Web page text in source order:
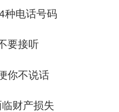
种电话号码
要接听
你不说话
财产损失